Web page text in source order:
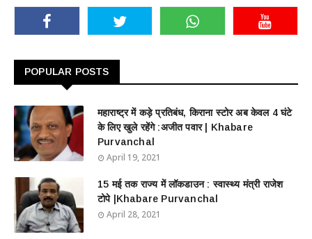
POPULAR POSTS
महाराष्ट्र में कड़े प्रतिबंध, किराना स्टोर अब केवल 4 घंटे
के लिए खुले रहेंगे :अजीत पवार | Khabare
Purvanchal
April 19, 2021
15 मई तक राज्य में लॉकडाउन : स्वास्थ्य मंत्री राजेश
टोपे |Khabare Purvanchal
April 28, 2021